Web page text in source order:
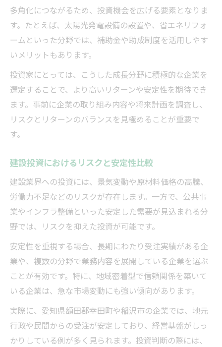
多角化につながるため、投資機会を広げる要素となりま
す。たとえば、太陽光発電設備の設置や、省エネリフォ
ームといった分野では、補助金や助成制度を活用しやす
いメリットもあります。
投資家にとっては、こうした成長分野に積極的な企業を
選定することで、より高いリターンや安定性を期待でき
ます。事前に企業の取り組み内容や将来計画を調査し、
リスクとリターンのバランスを見極めることが重要で
す。
建設投資におけるリスクと安定性比較
建設業界への投資には、景気変動や原材料価格の高騰、
労働力不足などのリスクが存在します。一方で、公共事
業やインフラ整備といった安定した需要が見込まれる分
野では、リスクを抑えた投資が可能です。
安定性を重視する場合、長期にわたり受注実績がある企
業や、複数の分野で業務内容を展開している企業を選ぶ
ことが有効です。特に、地域密着型で信頼関係を築いて
いる企業は、急な市場変動にも強い傾向があります。
実際に、愛知県額田郡幸田町や稲沢市の企業では、地元
行政や民間からの受注が安定しており、経営基盤がしっ
かりしている例が多く見られます。投資判断の際には、